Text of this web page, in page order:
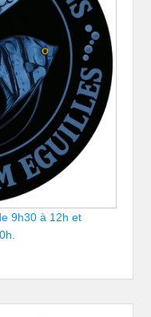
9h30 à 12h et